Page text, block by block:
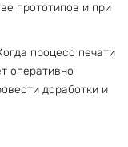
прототипов и при
процесс печати
оперативно
доработки и